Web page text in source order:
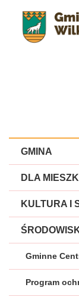
GMINA
DLA
KULTURA I
Gminne
Program